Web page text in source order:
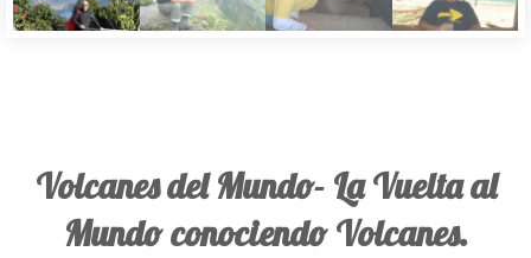
Volcanes del Mundo- La Vuelta al
Mundo conociendo Volcanes.